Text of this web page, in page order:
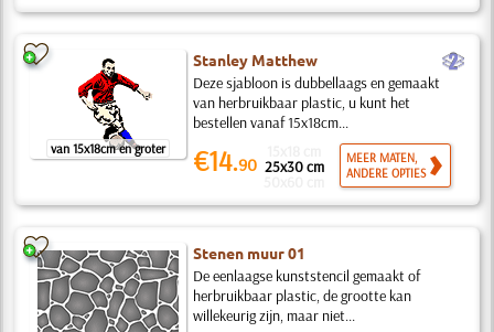
van 15x18cm en groter
Stanley Matthew b
Deze sjabloon is dubbellaags en gemaakt
van herbruikbaar plastic, u kunt het
bestellen vanaf 15x18cm...
€14.90 25x30 cm
MEER MATEN,
ANDERE OPTIES
Stenen muur 01
De eenlaagse kunststencil gemaakt of
herbruikbaar plastic, de grootte kan
willekeurig zijn, maar niet...